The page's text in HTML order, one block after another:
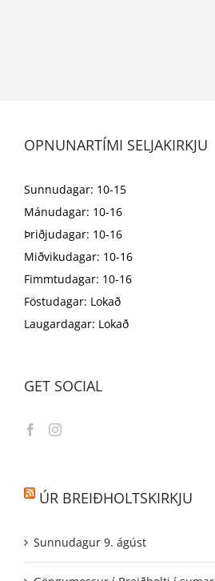
OPNUNARTÍMI SELJAKIRKJU
Sunnudagar: 10-15
Mánudagar: 10-16
Þriðjudagar: 10-16
Miðvikudagar: 10-16
Fimmtudagar: 10-16
Föstudagar: Lokað
Laugardagar: Lokað
GET SOCIAL
ÚR BREIÐHOLTSKIRKJU
Sunnudagur 9. ágúst